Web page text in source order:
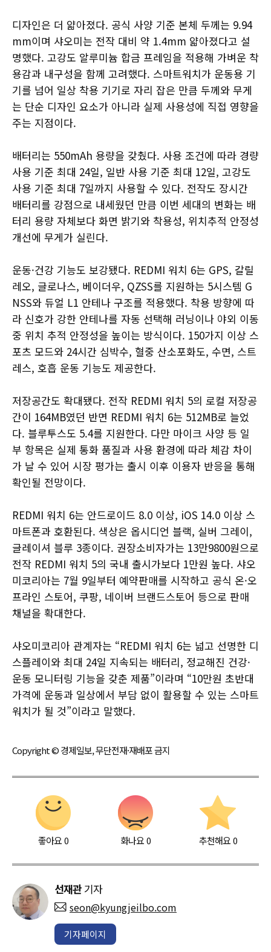
디자인은 더 얇아졌다. 공식 사양 기준 본체 두께는 9.94
mm이며 샤오미는 전작 대비 약 1.4mm 얇아졌다고 설
명했다. 고강도 알루미늄 합금 프레임을 적용해 가벼운 착
용감과 내구성을 함께 고려했다. 스마트워치가 운동용 기
기를 넘어 일상 착용 기기로 자리 잡은 만큼 두께와 무게
는 단순 디자인 요소가 아니라 실제 사용성에 직접 영향을
주는 지점이다.
배터리는 550mAh 용량을 갖췄다. 사용 조건에 따라 경량
사용 기준 최대 24일, 일반 사용 기준 최대 12일, 고강도
사용 기준 최대 7일까지 사용할 수 있다. 전작도 장시간
배터리를 강점으로 내세웠던 만큼 이번 세대의 변화는 배
터리 용량 자체보다 화면 밝기와 착용성, 위치추적 안정성
개선에 무게가 실린다.
운동·건강 기능도 보강됐다. REDMI 워치 6는 GPS, 갈릴
레오, 글로나스, 베이더우, QZSS를 지원하는 5시스템 G
NSS와 듀얼 L1 안테나 구조를 적용했다. 착용 방향에 따
라 신호가 강한 안테나를 자동 선택해 러닝이나 야외 이동
중 위치 추적 안정성을 높이는 방식이다. 150가지 이상 스
포츠 모드와 24시간 심박수, 혈중 산소포화도, 수면, 스트
레스, 호흡 운동 기능도 제공한다.
저장공간도 확대됐다. 전작 REDMI 워치 5의 로컬 저장공
간이 164MB였던 반면 REDMI 워치 6는 512MB로 늘었
다. 블루투스도 5.4를 지원한다. 다만 마이크 사양 등 일
부 항목은 실제 통화 품질과 사용 환경에 따라 체감 차이
가 날 수 있어 시장 평가는 출시 이후 이용자 반응을 통해
확인될 전망이다.
REDMI 워치 6는 안드로이드 8.0 이상, iOS 14.0 이상 스
마트폰과 호환된다. 색상은 옵시디언 블랙, 실버 그레이,
글레이셔 블루 3종이다. 권장소비자가는 13만9800원으로
전작 REDMI 워치 5의 국내 출시가보다 1만원 높다. 샤오
미코리아는 7월 9일부터 예약판매를 시작하고 공식 온·오
프라인 스토어, 쿠팡, 네이버 브랜드스토어 등으로 판매
채널을 확대한다.
샤오미코리아 관계자는 “REDMI 워치 6는 넓고 선명한 디
스플레이와 최대 24일 지속되는 배터리, 정교해진 건강·
운동 모니터링 기능을 갖춘 제품”이라며 “10만원 초반대
가격에 운동과 일상에서 부담 없이 활용할 수 있는 스마트
워치가 될 것”이라고 말했다.
Copyright © 경제일보, 무단전재·재배포 금지
좋아요0 화나요0 추천해요 0
선재관 기자
seon@kyungjeilbo.com
기자페이지